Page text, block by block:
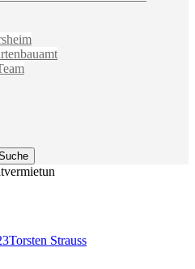
Autor
Torsten Strauss